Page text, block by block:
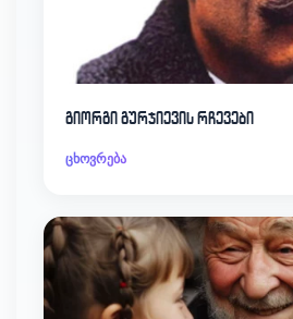
გიორგი გურჯიევის რჩევები
ცხოვრება